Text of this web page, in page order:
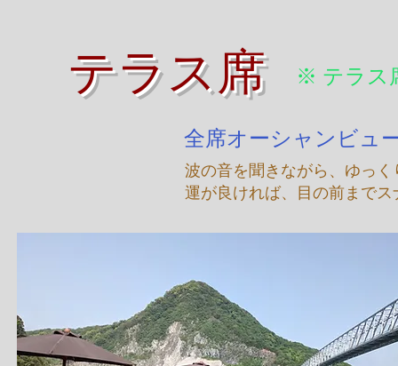
テラス席 ※ テラス
全席オーシャンビュ
波の音を聞きながら、ゆっ
運が良ければ、目の前まで